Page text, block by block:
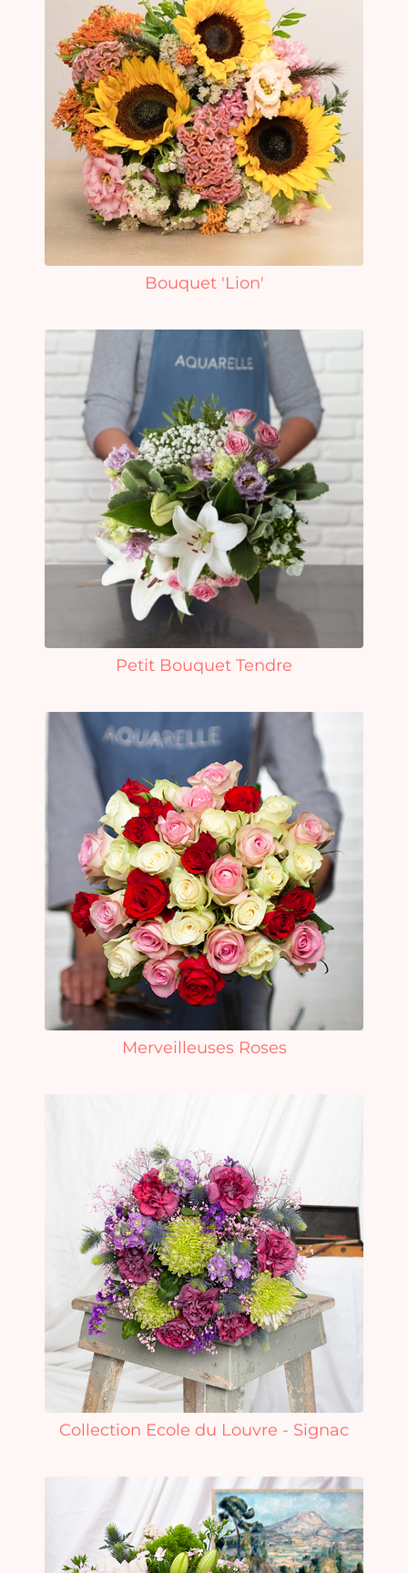
Bouquet 'Lion'
Petit Bouquet Tendre
Merveilleuses Roses
Collection Ecole du Louvre - Signac